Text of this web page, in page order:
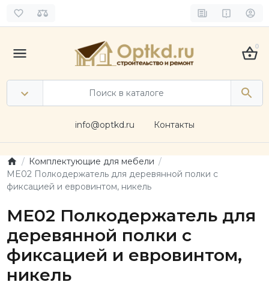
0
info@optkd.ru Контакты
Комплектующие для мебели
ME02 Полкодержатель для деревянной полки с
фиксацией и евровинтом, никель
ME02 Полкодержатель для
деревянной полки с
фиксацией и евровинтом,
никель